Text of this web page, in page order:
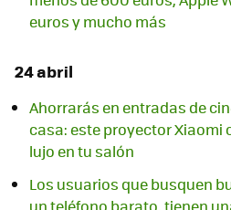
euros y mucho más
24 abril
Ahorrarás en entradas de
casa: este proyector Xiaomi
lujo en tu salón
Los usuarios que busquen
un teléfono barato, tienen